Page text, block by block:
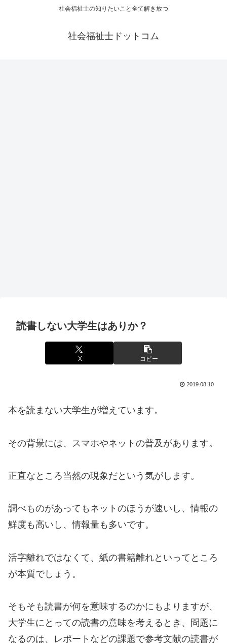
社会福祉士の知りたいこと全て解き放つ
社会福祉士ドットコム
読書しない大学生はありか？
X コピー
2019.08.10
本を読まない大学生が増えています。
その背景には、スマホやネットの普及があります。
正直なところ当然の現象だという気がします。
調べものがあってもネットのほうが速いし、情報の
鮮度も高いし、情報量も多いです。
活字離れではなくて、紙の書籍離れといってところ
が本質でしょう。
そもそも読書が何を意味するのかにもよりますが、
大学生にとっての読書の意味を考えるとき、問題に
なるのは、レポートなどの課題で参考文献の読書が